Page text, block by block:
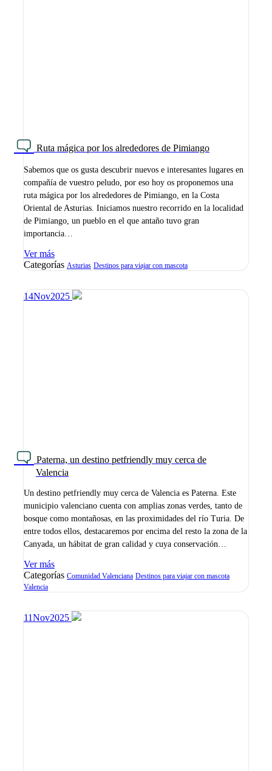
Ruta mágica por los alrededores de Pimiango
Sabemos que os gusta descubrir nuevos e interesantes lugares en
compañía de vuestro peludo, por eso hoy os proponemos una
ruta mágica por los alrededores de Pimiango, en la Costa
Oriental de Asturias. Iniciamos nuestro recorrido en la localidad
de Pimiango, un pueblo en el que antaño tuvo gran
importancia…
Ver más
Categorías Asturias Destinos para viajar con mascota
14Nov2025
Paterna, un destino petfriendly muy cerca de
Valencia
Un destino petfriendly muy cerca de Valencia es Paterna. Este
municipio valenciano cuenta con amplias zonas verdes, tanto de
bosque como montañosas, en las proximidades del río Turia. De
entre todos ellos, destacaremos por encima del resto la zona de la
Canyada, un hábitat de gran calidad y cuya conservación…
Ver más
Categorías Comunidad Valenciana Destinos para viajar con mascota
Valencia
11Nov2025